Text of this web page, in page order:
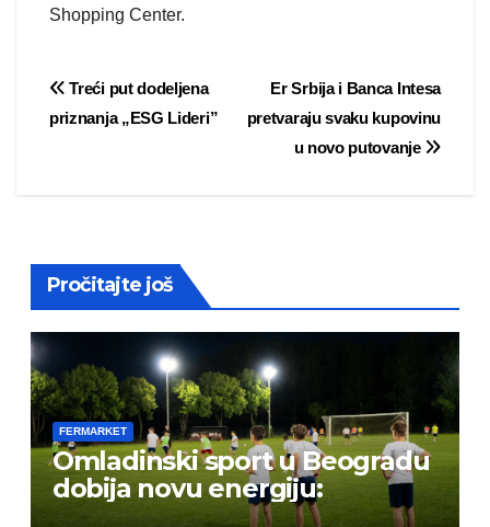
Shopping Center.
Post
navigation
Er Srbija i Banca Intesa
pretvaraju svaku kupovinu
u novo putovanje
Treći put dodeljena
priznanja „ESG Lideri”
Pročitajte još
FERMARKET
Omladinski sport u Beogradu
dobija novu energiju: